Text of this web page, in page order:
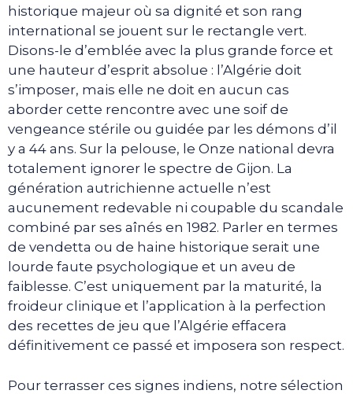
historique majeur où sa dignité et son rang
international se jouent sur le rectangle vert.
Disons-le d’emblée avec la plus grande force et
une hauteur d’esprit absolue : l’Algérie doit
s’imposer, mais elle ne doit en aucun cas
aborder cette rencontre avec une soif de
vengeance stérile ou guidée par les démons d’il
y a 44 ans. Sur la pelouse, le Onze national devra
totalement ignorer le spectre de Gijon. La
génération autrichienne actuelle n’est
aucunement redevable ni coupable du scandale
combiné par ses aînés en 1982. Parler en termes
de vendetta ou de haine historique serait une
lourde faute psychologique et un aveu de
faiblesse. C’est uniquement par la maturité, la
froideur clinique et l’application à la perfection
des recettes de jeu que l’Algérie effacera
définitivement ce passé et imposera son respect.
Pour terrasser ces signes indiens, notre sélection